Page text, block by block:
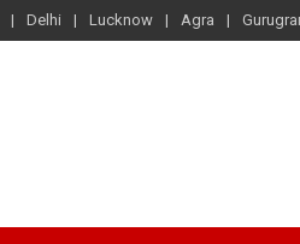
Delhi Lucknow Agra